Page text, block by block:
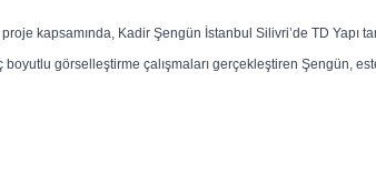
kapsamında, Kadir Şengün İstanbul Silivri’de TD Yapı
görselleştirme çalışmaları gerçekleştiren Şengün,